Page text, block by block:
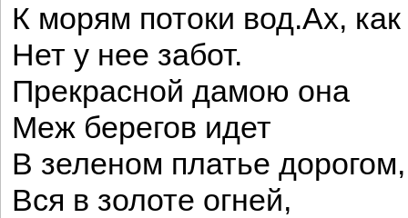
К морям потоки вод.Ах,
Нет у нее забот.
Прекрасной дамою она
Меж берегов идет
В зеленом платье дорогом,
Вся в золоте огней,